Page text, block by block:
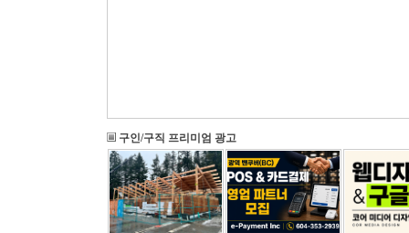
구인/구직 프리미엄 광고